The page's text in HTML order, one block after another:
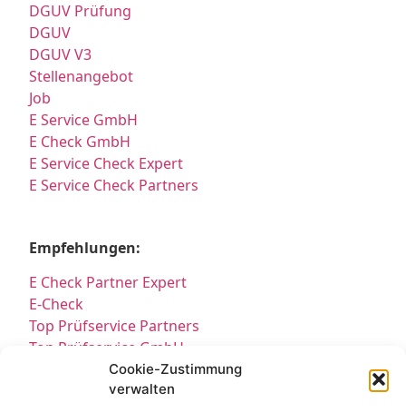
Cookie-Zustimmung
verwalten
DGUV Prüfung
DGUV
DGUV V3
Stellenangebot
Job
E Service GmbH
E Check GmbH
E Service Check Expert
E Service Check Partners
Empfehlungen:
E Check Partner Expert
E-Check
Top Prüfservice Partners
Top Prüfservice GmbH
Prüfung DGUV3 GmbH
Sicherheitsprüfungen Partners